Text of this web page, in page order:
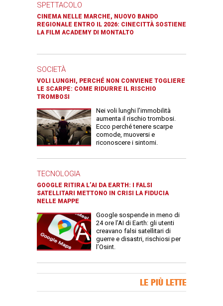
SPETTACOLO
CINEMA NELLE MARCHE, NUOVO BANDO
REGIONALE ENTRO IL 2026: CINECITTÀ SOSTIENE
LA FILM ACADEMY DI MONTALTO
SOCIETÀ
VOLI LUNGHI, PERCHÉ NON CONVIENE TOGLIERE
LE SCARPE: COME RIDURRE IL RISCHIO
TROMBOSI
Nei voli lunghi l’immobilità
aumenta il rischio trombosi.
Ecco perché tenere scarpe
comode, muoversi e
riconoscere i sintomi.
TECNOLOGIA
GOOGLE RITIRA L’AI DA EARTH: I FALSI
SATELLITARI METTONO IN CRISI LA FIDUCIA
NELLE MAPPE
Google sospende in meno di
24 ore l’AI di Earth: gli utenti
creavano falsi satellitari di
guerre e disastri, rischiosi per
l’Osint.
LE PIÙ LETTE